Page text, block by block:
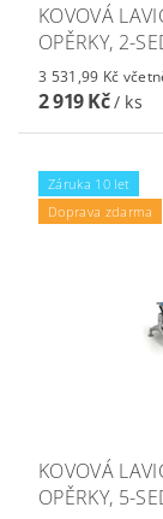
KOVOVÁ
OPĚRKY, 2-
3 531,99
2 919 Kč/ ks
Záruka 10 let
Doprava zdarma
KOVOVÁ
OPĚRKY, 5-